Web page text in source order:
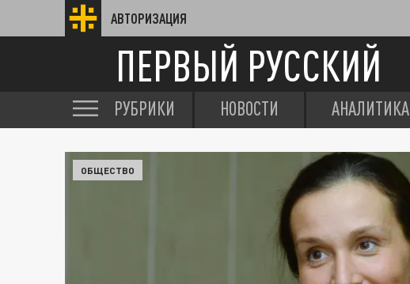
АВТОРИЗАЦИЯ
ПЕРВЫЙ РУССКИЙ
РУБРИКИ НОВОСТИ АНАЛИТИКА
ОБЩЕСТВО